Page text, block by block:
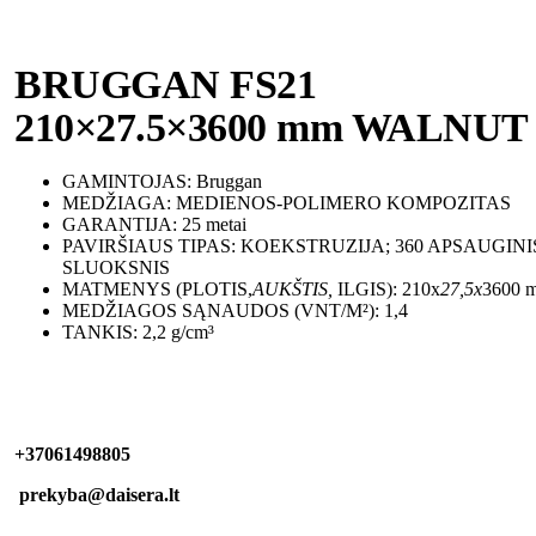
BRUGGAN FS21
210×27.5×3600 mm WALNUT
GAMINTOJAS: Bruggan
MEDŽIAGA: MEDIENOS-POLIMERO KOMPOZITAS
GARANTIJA: 25 metai
PAVIRŠIAUS TIPAS: KOEKSTRUZIJA; 360
SLUOKSNIS
MATMENYS (PLOTIS,AUKŠTIS, ILGIS): 210x27,5x3600
MEDŽIAGOS SĄNAUDOS (VNT/M²): 1,4
TANKIS: 2,2 g/cm³
+37061498805
prekyba@daisera.lt